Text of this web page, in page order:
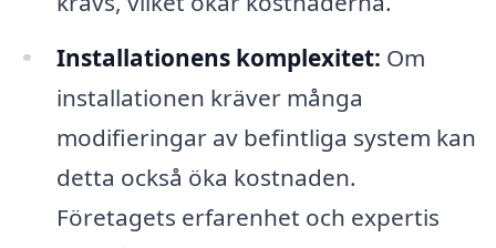
Installationens komplexitet: Om
installationen kräver många
modifieringar av befintliga system kan
detta också öka kostnaden.
Företagets erfarenhet och expertis